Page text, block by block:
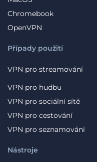
Chromebook
OpenVPN
Případy použití
VPN pro streamování
VPN pro hudbu
VPN pro sociální sítě
VPN pro cestování
VPN pro seznamování
Nástroje